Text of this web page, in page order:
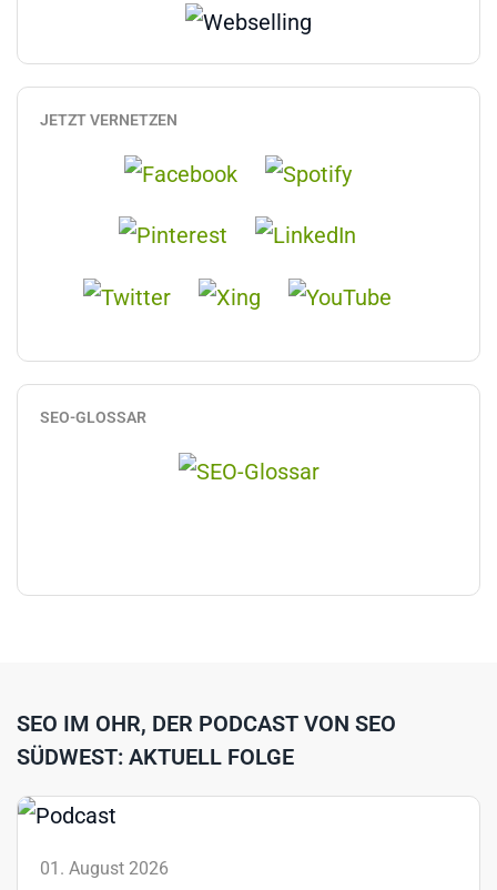
JETZT VERNETZEN
SEO-GLOSSAR
SEO IM OHR, DER PODCAST VON SEO
SÜDWEST: AKTUELL FOLGE
01. August 2026